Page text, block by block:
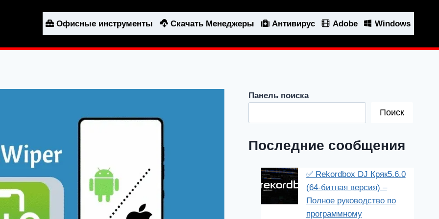
Офисные инструменты Скачать Менеджеры Антивирус Adobe Windows
Панель поиска
Поиск
Последние сообщения
✅ Rekordbox DJ Кряк5.6.0
(64-битная версия) –
Полное руководство по
программному